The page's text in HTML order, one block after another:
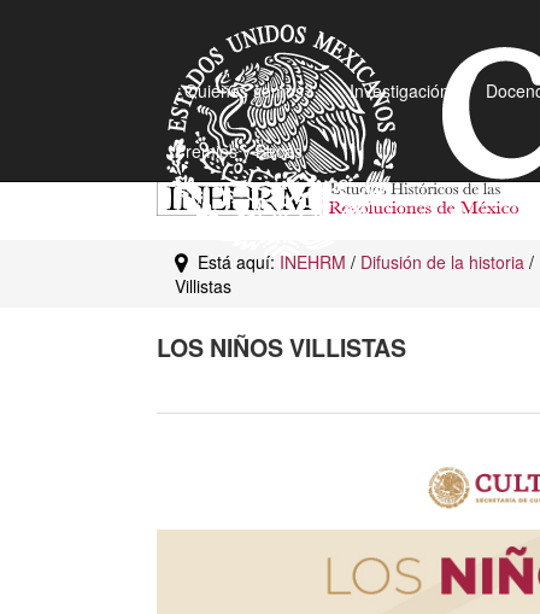
¿Quiénes somos? Investigación
Premios y Becas
Está aquí: INEHRM / Difusión de la historia /
Villistas
LOS NIÑOS VILLISTAS